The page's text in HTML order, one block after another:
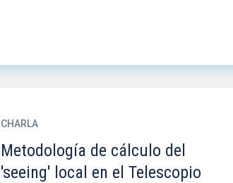
CHARLA
Metodología de cálculo del
'seeing' local en el Telescopio